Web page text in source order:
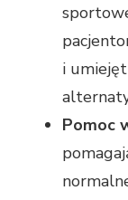
i
Pomoc